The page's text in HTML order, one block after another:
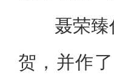
聂荣
贺，并作